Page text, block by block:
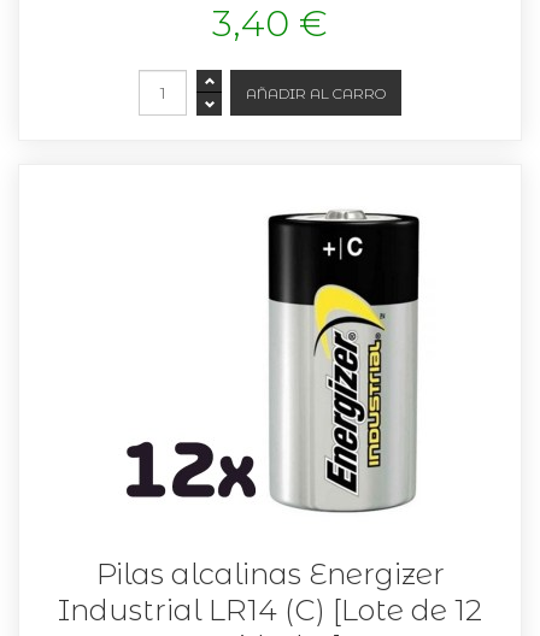
3,40 €
Pilas alcalinas Energizer
Industrial LR14 (C) [Lote de 12